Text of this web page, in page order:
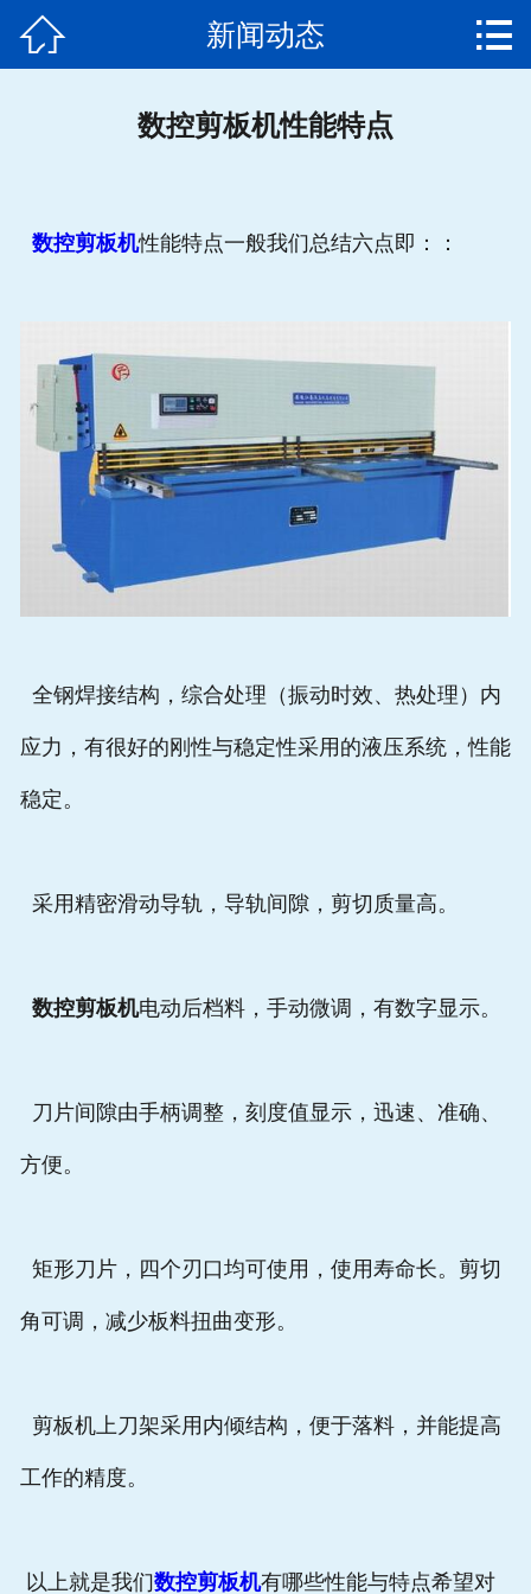
售后服务
联系我们
 新闻动态 
数控剪板机性能特点
数控剪板机性能特点一般我们总结六点即：：
全钢焊接结构，综合处理（振动时效、热处理）内
应力，有很好的刚性与稳定性采用的液压系统，性能
稳定。
采用精密滑动导轨，导轨间隙，剪切质量高。
数控剪板机电动后档料，手动微调，有数字显示。
刀片间隙由手柄调整，刻度值显示，迅速、准确、
方便。
矩形刀片，四个刃口均可使用，使用寿命长。剪切
角可调，减少板料扭曲变形。
剪板机上刀架采用内倾结构，便于落料，并能提高
工作的精度。
以上就是我们数控剪板机有哪些性能与特点希望对